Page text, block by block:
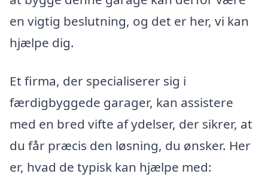
en vigtig beslutning, og det er her, vi kan
hjælpe dig.
Et firma, der specialiserer sig i
færdigbyggede garager, kan assistere
med en bred vifte af ydelser, der sikrer, at
du får præcis den løsning, du ønsker. Her
er, hvad de typisk kan hjælpe med: